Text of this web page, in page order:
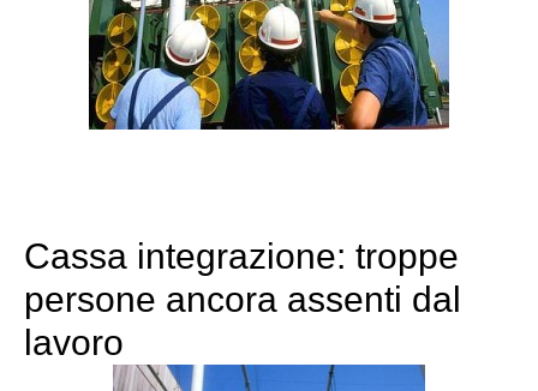
Cassa integrazione: troppe
persone ancora assenti dal
lavoro